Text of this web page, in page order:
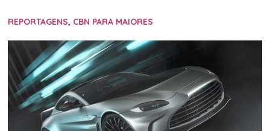
REPORTAGENS, CBN PARA MAIORES